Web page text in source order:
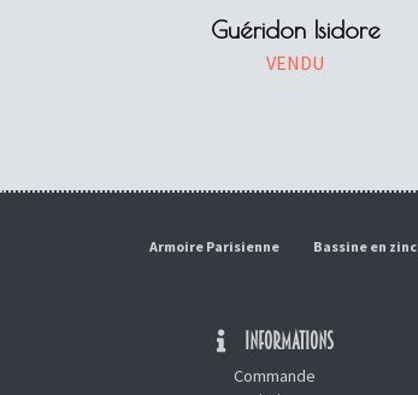
Guéridon Isidore
VENDU
Armoire Parisienne Bassine en zinc
INFORMATIONS
Commande